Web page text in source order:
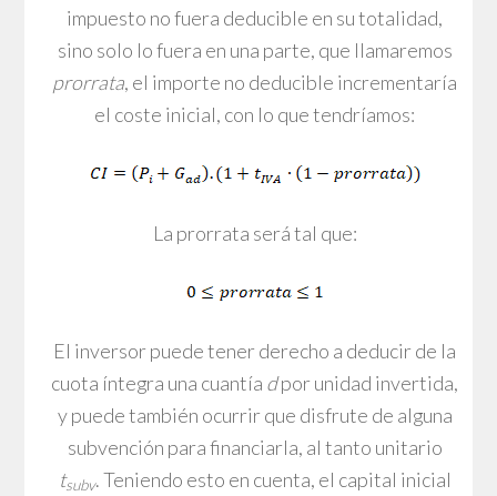
impuesto no fuera deducible en su totalidad,
sino solo lo fuera en una parte, que llamaremos
prorrata, el importe no deducible incrementaría
el coste inicial, con lo que tendríamos:
La prorrata será tal que:
El inversor puede tener derecho a deducir de la
cuota íntegra una cuantía dpor unidad invertida,
y puede también ocurrir que disfrute de alguna
subvención para financiarla, al tanto unitario
tsubv. Teniendo esto en cuenta, el capital inicial